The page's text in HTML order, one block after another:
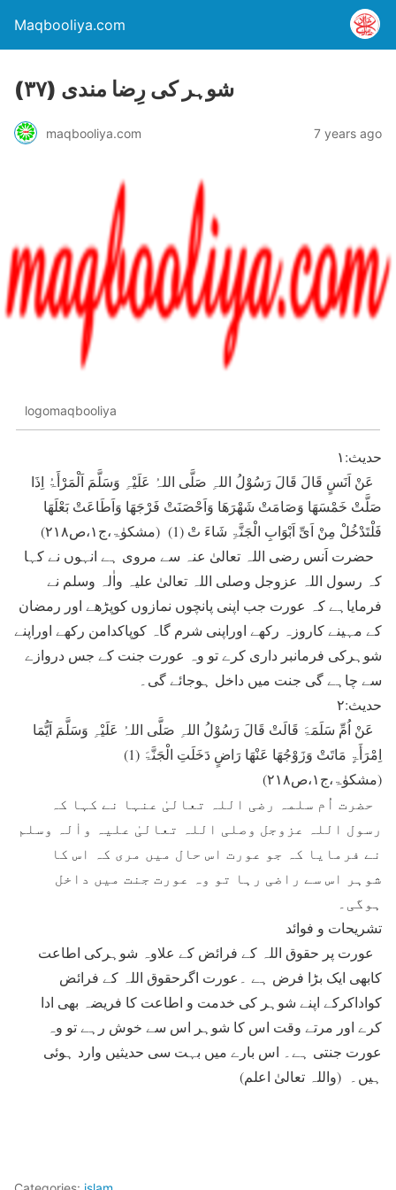
Maqbooliya.com
(۳۷) شوہر کی رِضا مندی
maqbooliya.com 7 years ago
logomaqbooliya
حدیث:۱
عَنْ اَنَسٍ قَالَ قَالَ رَسُوْلُ اللہِ صَلَّی اللہُ عَلَیْہِ وَسَلَّمَ اَلْمَرْأَۃُ اِذَا
صَلَّتْ خَمْسَھَا وَصَامَتْ شَھْرَھَا وَاَحْصَنَتْ فَرْجَھَا وَاَطَاعَتْ بَعْلَھَا
فَلْتَدْخُلْ مِنْ اَیِّ اَبْوَابِ الْجَنَّۃِ شَاءَ تْ (1) (مشکوٰۃ،ج۱،ص۲۱۸)
حضرت اَنس رضی اللہ تعالیٰ عنہ سے مروی ہے انہوں نے کہا
کہ رسول اللہ عزوجل وصلی اللہ تعالیٰ علیہ واٰلہ وسلم نے
فرمایاہے کہ عورت جب اپنی پانچوں نمازوں کوپڑھے اور رمضان
کے مہینے کاروزہ رکھے اوراپنی شرم گاہ کوپاکدامن رکھے اوراپنے
شوہرکی فرمانبر داری کرے تو وہ عورت جنت کے جس دروازے
سے چاہے گی جنت میں داخل ہوجائے گی۔
حدیث:۲
عَنْ اُمِّ سَلَمَۃَ قَالَتْ قَالَ رَسُوْلُ اللہِ صَلَّی اللہُ عَلَیْہِ وَسَلَّمَ اَیُّمَا
اِمْرَأَۃٍ مَاتَتْ وَزَوْجُھَا عَنْھَا رَاضٍ دَخَلَتِ الْجَنَّۃَ (1)
(مشکوٰۃ،ج۱،ص۲۱۸)
حضرت اُم سلمہ رضی اللہ تعالیٰ عنہا نے کہا کہ
رسول اللہ عزوجل وصلی اللہ تعالیٰ علیہ واٰلہ وسلم
نے فرمایا کہ جو عورت اس حال میں مری کہ اس کا
شوہر اس سے راضی رہا تو وہ عورت جنت میں داخل
ہوگی۔
تشریحات و فوائد
عورت پر حقوق اللہ کے فرائض کے علاوہ شوہرکی اطاعت
کابھی ایک بڑا فرض ہے ۔عورت اگرحقوق اللہ کے فرائض
کواداکرکے اپنے شوہر کی خدمت و اطاعت کا فریضہ بھی ادا
کرے اور مرتے وقت اس کا شوہر اس سے خوش رہے تو وہ
عورت جنتی ہے۔ اس بارے میں بہت سی حدیثیں وارد ہوئی
ہیں۔ (واللہ تعالیٰ اعلم)